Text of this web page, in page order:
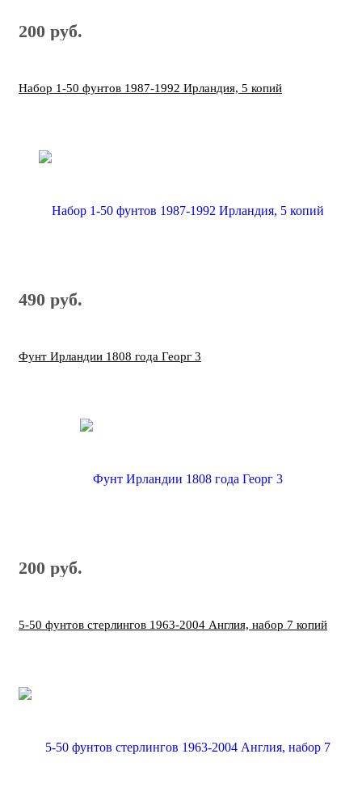
200 руб.
Набор 1-50 фунтов 1987-1992 Ирландия, 5 копий
490 руб.
Фунт Ирландии 1808 года Георг 3
200 руб.
5-50 фунтов стерлингов 1963-2004 Англия, набор 7 копий